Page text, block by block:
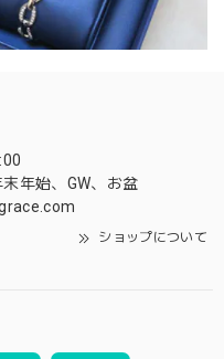
年始、GW、お盆
ショップについて